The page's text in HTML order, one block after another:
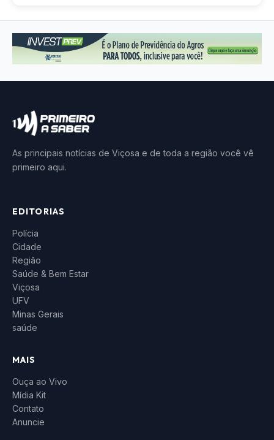
As principais notícias de Viçosa e de toda a região você vê
primeiro aqui.
EDITORIAS
Polícia
Cidade
Região
Saúde & Bem Estar
Viçosa
UFV
Minas Gerais
saúde
MAIS
Ouça ao Vivo
Mídia Kit
Contato
Anuncie